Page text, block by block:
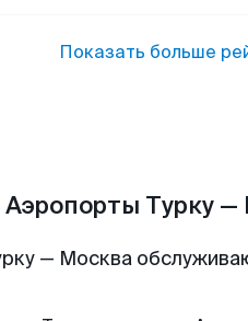
Показать больше
Аэропорты Турку
— Москва